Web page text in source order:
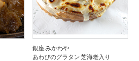
銀座 みかわや
あわびのグラタン 芝海老入り